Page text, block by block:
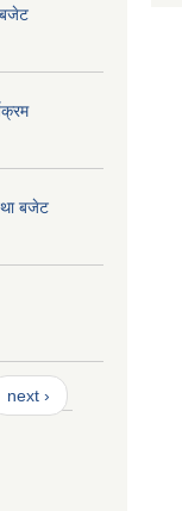
बजेट
next ›